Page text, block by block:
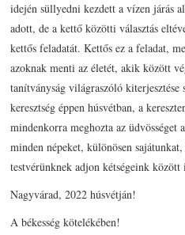
idején süllyedni kezdett a vízen járás
adott, de a kettő közötti választás
kettős feladatát. Kettős ez a feladat,
azoknak menti az életét, akik között
tanítványság világraszóló
keresztség éppen húsvétban, a
mindenkorra meghozta az
minden népeket, különösen
testvérünknek adjon kétségeink
Nagyvárad, 2022 húsvétján!
A békesség kötelékében!